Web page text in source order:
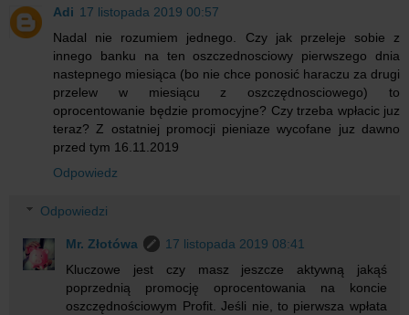
Adi 17 listopada 2019 00:57
Nadal nie rozumiem jednego. Czy jak przeleje sobie z
innego banku na ten oszczednosciowy pierwszego dnia
nastepnego miesiąca (bo nie chce ponosić haraczu za drugi
przelew w miesiącu z oszczędnosciowego) to
oprocentowanie będzie promocyjne? Czy trzeba wpłacic juz
teraz? Z ostatniej promocji pieniaze wycofane juz dawno
przed tym 16.11.2019
Odpowiedz
Odpowiedzi
Mr. Złotówa
17 listopada 2019 08:41
Kluczowe jest czy masz jeszcze aktywną jakąś
poprzednią promocję oprocentowania na koncie
oszczędnościowym Profit. Jeśli nie, to pierwsza wpłata